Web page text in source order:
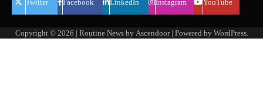
Twitter Facebook LinkedIn Instagram YouTube
Copyright © 2026 | Routine News by Ascendoor| Powered by WordPress.